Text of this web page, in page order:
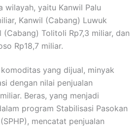
wilayah, yaitu Kanwil Palu
Kanwil (Cabang) Luwuk
(Cabang) Tolitoli Rp7,3 miliar, dan
Rp18,7 miliar.
yang dijual, minyak
dengan nilai penjualan
Beras, yang menjadi
program Stabilisasi Pasokan
mencatat penjualan